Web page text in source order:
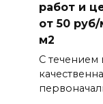
работ и
от 50
м2
С течением